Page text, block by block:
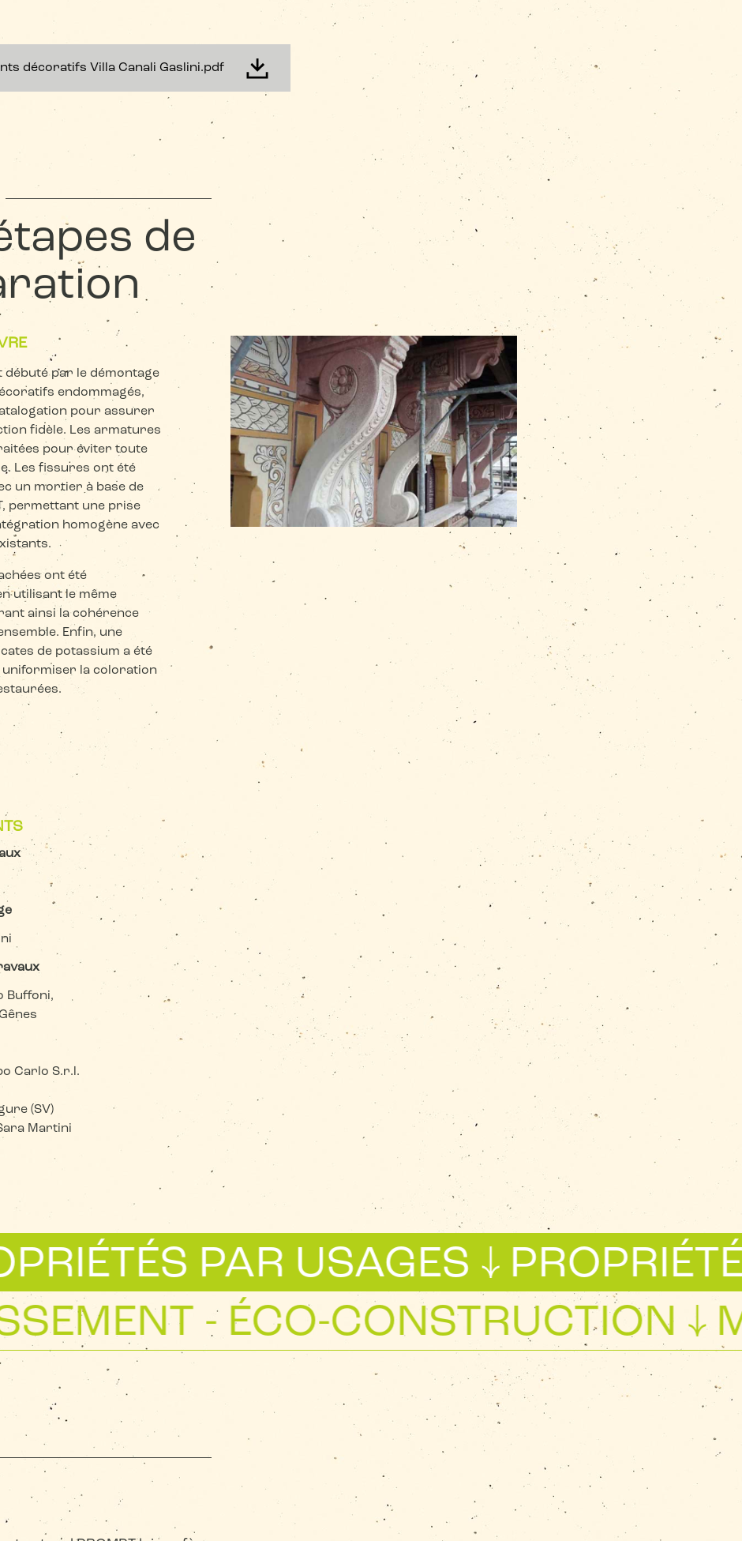
décoratifs Villa Canali Gaslini.pdf
de
débuté par le démontage
endommagés,
pour assurer
fidèle. Les armatures
pour éviter toute
Les fissures ont été
un mortier à base de
permettant une prise
homogène avec
ont été
utilisant le même
ainsi la cohérence
Enfin, une
de potassium a été
uniformiser la coloration
Buffoni,
Carlo S.r.l.
(SV)
Martini
PAR USAGES
PROPRIÉTÉS
- ÉCO-